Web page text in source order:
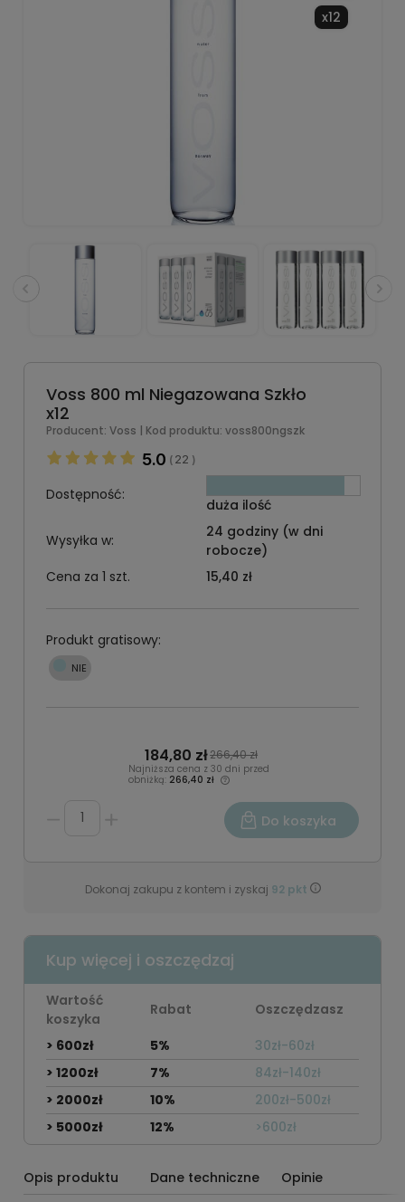
x12
Voss 800 ml Niegazowana Szkło
x12
Producent: Voss | Kod produktu: voss800ngszk
5.0 ( 22 )
Dostępność:
duża ilość
Wysyłka w:
24 godziny (w dni
robocze)
Cena za 1 szt.
15,40 zł
Produkt gratisowy:
184,80 zł266,40 zł
Najniższa cena z 30 dni przed
obniżką: 266,40 zł
Do koszyka
Dokonaj zakupu z kontem i zyskaj 92pkt
Kup więcej i oszczędzaj
Wartość
koszyka
Rabat
Oszczędzasz
> 600zł
5%
30zł-60zł
> 1200zł
7%
84zł-140zł
> 2000zł
10%
200zł-500zł
> 5000zł
12% >600zł
Opis produktu Dane techniczne Opinie